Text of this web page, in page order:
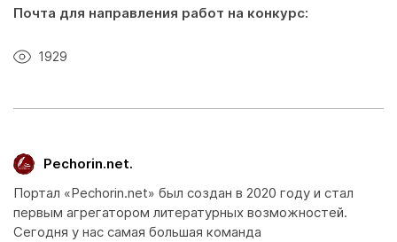
Почта для направления работ на конкурс:
1929
Pechorin.net.
Портал «Pechorin.net» был создан в 2020 году и стал
первым агрегатором литературных возможностей.
Сегодня у нас самая большая команда